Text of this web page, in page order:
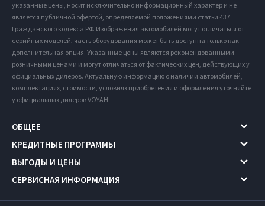
указанные цены, носит исключительно информационный характер и не
является публичной офертой, определяемой положениями статьи 437
Гражданского кодекса РФ. Изображения автомобилей могут отличаться от
серийных моделей, часть оборудования может быть доступна только как
дополнительная опция. Указанные цены являются рекомендованными
розничными ценами и могут отличаться от фактических цен, действующих у
официальных дилеров. Актуальную информацию о наличии автомобилей,
комплектациях, стоимости, условиях приобретения и оформления уточняйте
у официальных дилеров VOYAH.
ОБЩЕЕ
КРЕДИТНЫЕ ПРОГРАММЫ
ВЫГОДЫ И ЦЕНЫ
СЕРВИСНАЯ ИНФОРМАЦИЯ